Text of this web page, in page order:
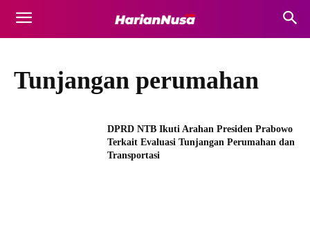
Tunjangan perumahan
DPRD NTB Ikuti Arahan Presiden Prabowo
Terkait Evaluasi Tunjangan Perumahan dan
Transportasi